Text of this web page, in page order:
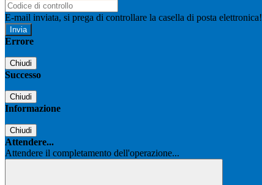
E-mail inviata, si prega di controllare la casella di posta elettronica!
Errore
Chiudi
Successo
Chiudi
Informazione
Chiudi
Attendere...
Attendere il completamento dell'operazione...